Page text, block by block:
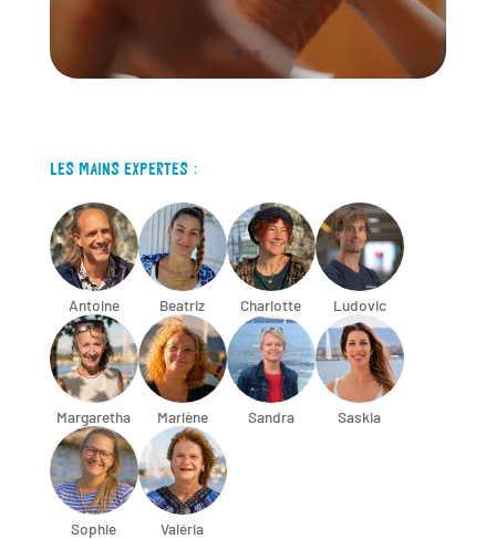
LES MAINS EXPERTES :
Antoine Beatriz Charlotte Ludovic
Margaretha Marlène Sandra Saskia
Sophie Valéria